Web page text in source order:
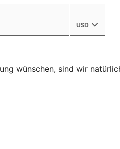
wünschen, sind wir